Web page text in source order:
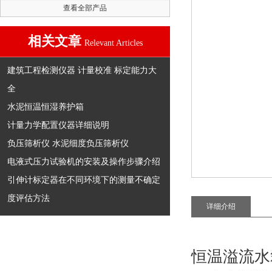
详细介绍
恒温溢流
查看全部产品
相关文章 Relevant Articles
建筑工程检测仪器 计量校准 标定能力大
全
水泥恒温恒湿养护箱
计量力学配置仪器详细说明
负压筛析仪 水泥细度负压筛析仪
电液式压力试验机的安装及操作步骤介绍
引伸计标定器在不同环境下的测量不确定
度评估方法